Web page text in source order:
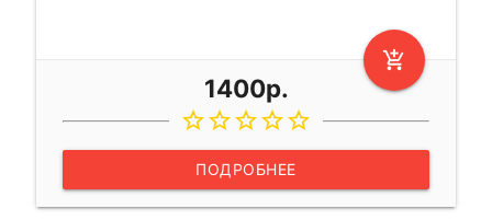
add_shopping_cart
1400р.
star_borderstar_borderstar_borderstar_borderstar_border
ПОДРОБНЕЕ